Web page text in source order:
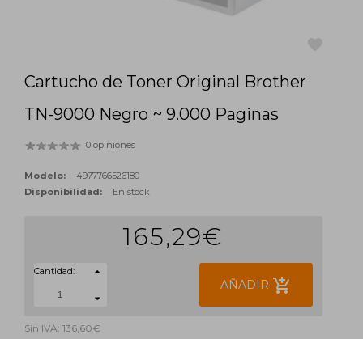
Cartucho de Toner Original Brother
TN-9000 Negro ~ 9.000 Paginas
0 opiniones
Modelo:
4977766526180
Disponibilidad:
En stock
165,29€
Cantidad:
AÑADIR add_shopping_cart
Sin IVA: 136,60€